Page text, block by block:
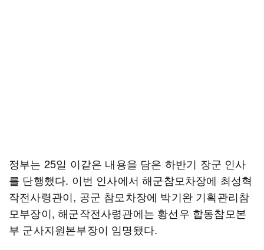
정부는 25일 이같은 내용을 담은 하반기 장군 인사
를 단행했다. 이번 인사에서 해군참모차장에 최성혁
작전사령관이, 공군 참모차장에 박기완 기획관리참
모부장이, 해군작전사령관에는 황선우 합동참모본
부 군사지원본부장이 임명됐다.